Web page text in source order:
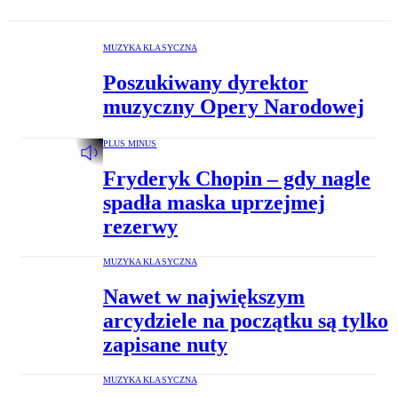
MUZYKA KLASYCZNA
Poszukiwany dyrektor
muzyczny Opery Narodowej
PLUS MINUS
Fryderyk Chopin – gdy nagle
spadła maska uprzejmej
rezerwy
MUZYKA KLASYCZNA
Nawet w największym
arcydziele na początku są tylko
zapisane nuty
MUZYKA KLASYCZNA